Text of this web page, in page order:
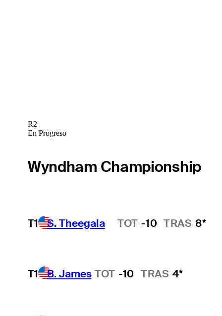
R2
En Progreso
Wyndham Championship
T1 S. Theegala
Hot Streak TOT -10 TRAS 8*
T1 B. James TOT -10 TRAS 4*